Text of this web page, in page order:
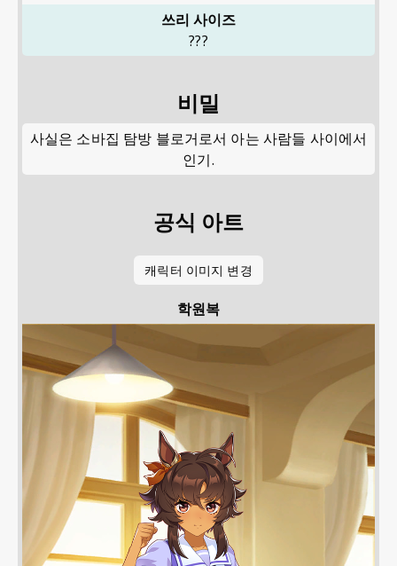
쓰리 사이즈
???
비밀
사실은 소바집 탐방 블로거로서 아는 사람들 사이에서
인기.
공식 아트
캐릭터 이미지 변경
학원복